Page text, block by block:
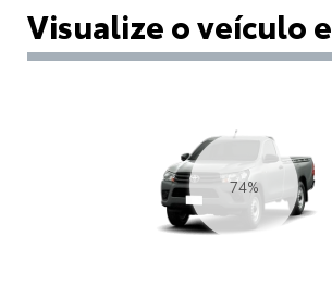
Visualize o veículo
84%